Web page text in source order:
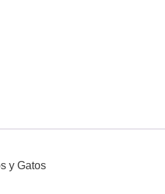
y Gatos